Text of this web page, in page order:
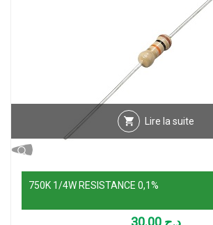
Lire la suite
750K 1/4W RESISTANCE 0,1%
د.ج